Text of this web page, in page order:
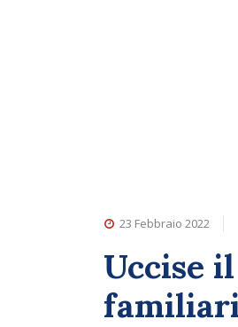
23 Febbraio 2022
Uccise